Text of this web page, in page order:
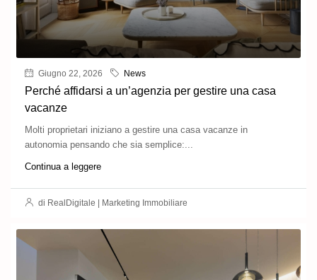
Giugno 22, 2026 News
Perché affidarsi a un’agenzia per gestire una casa
vacanze
Molti proprietari iniziano a gestire una casa vacanze in
autonomia pensando che sia semplice:...
Continua a leggere
di RealDigitale | Marketing Immobiliare